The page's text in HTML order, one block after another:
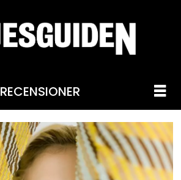
RECENSIONER